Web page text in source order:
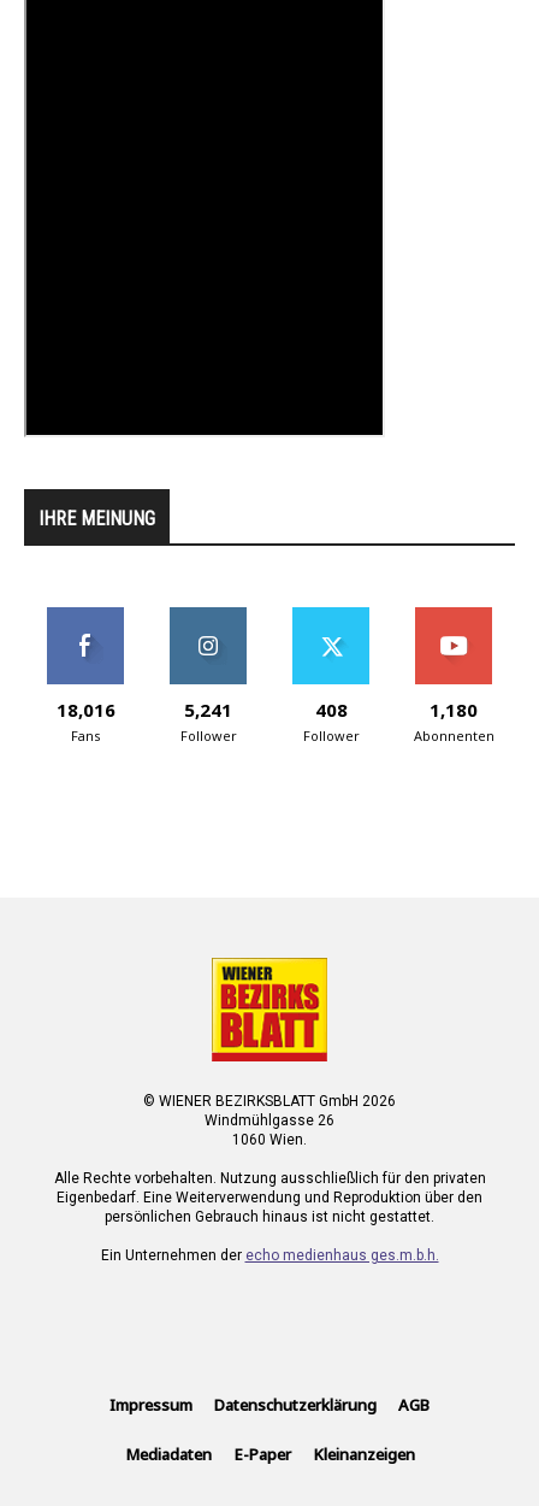
IHRE MEINUNG
18,016
Fans
5,241
Follower
408
Follower
1,180
Abonnenten
© WIENER BEZIRKSBLATT GmbH 2026
Windmühlgasse 26
1060 Wien.
Alle Rechte vorbehalten. Nutzung ausschließlich für den privaten
Eigenbedarf. Eine Weiterverwendung und Reproduktion über den
persönlichen Gebrauch hinaus ist nicht gestattet.
Ein Unternehmen der echo medienhaus ges.m.b.h.
Impressum Datenschutzerklärung AGB
Mediadaten E-Paper Kleinanzeigen